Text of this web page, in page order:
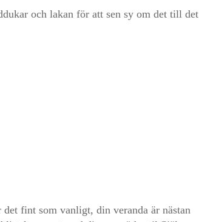
och lakan för att sen sy om det till det
fint som vanligt, din veranda är nästan